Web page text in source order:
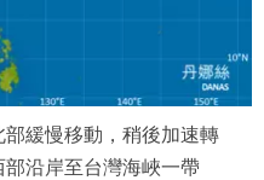
緩慢移動，稍後加速轉
沿岸至台灣海峽一帶